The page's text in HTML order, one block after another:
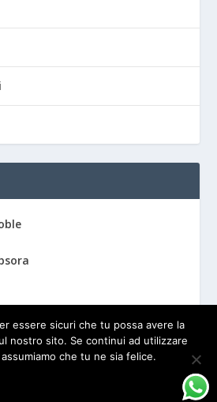
WordPress
essere sicuri che tu possa avere la
nostro sito. Se continui ad utilizzare
che tu ne sia felice.